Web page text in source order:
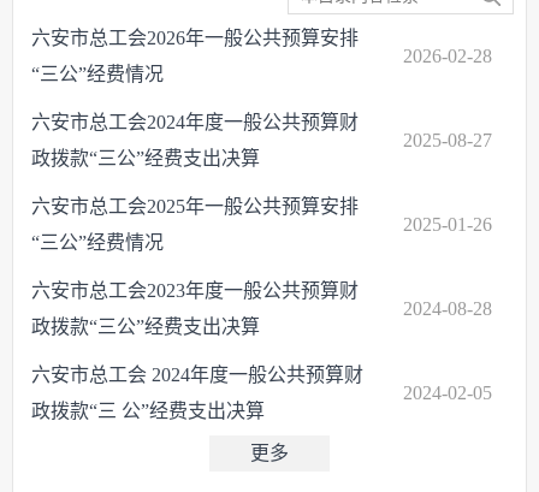
六安市总工会2026年一般公共预算安排
“三公”经费情况
2026-02-28
六安市总工会2024年度一般公共预算财
政拨款“三公”经费支出决算
2025-08-27
六安市总工会2025年一般公共预算安排
“三公”经费情况
2025-01-26
六安市总工会2023年度一般公共预算财
政拨款“三公”经费支出决算
2024-08-28
六安市总工会 2024年度一般公共预算财
政拨款“三 公”经费支出决算
2024-02-05
更多